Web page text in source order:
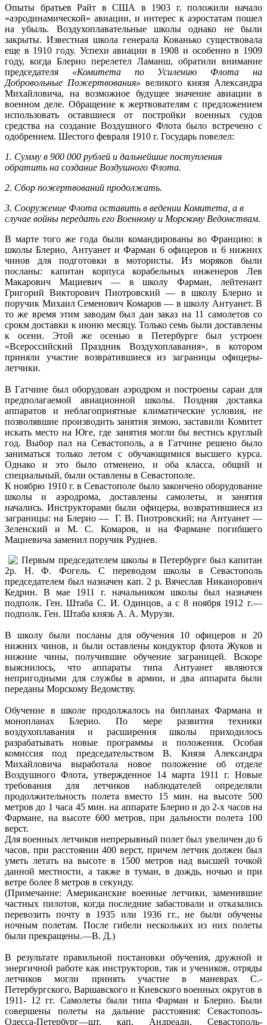
Опыты братьев Райт в США в 1903 г. положили начало
«аэродинамической» авиации, и интерес к аэростатам пошел
на убыль. Воздухоплавательные школы однако не были
закрыты. Известная школа генерала Кованько существовала
еще в 1910 году. Успехи авиации в 1908 и особенно в 1909
году, когда Блерио перелетел Ламанш, обратили внимание
председателя «Комитета по Усилению Флота на
Добровольные Пожертвования» великого князя Александра
Михайловича, на возможное будущее значение авиации в
военном деле. Обращение к жертвователям с предложением
использовать оставшиеся от постройки военных судов
средства на создание Воздушного Флота было встречено с
одобрением. Шестого февраля 1910 г. Государь повелел:
1. Сумму в 900 000 рублей и дальнейшие поступления
обратить на создание Воздушного Флота.
2. Сбор пожертвований продолжать.
3. Сооружение Флота оставить в ведении Комитета, а в
случае войны передать его Военному и Морскому Ведомствам.
В марте того же года были командированы во Францию: в
школы Блерио, Антуанет и Фарман 6 офицеров и 6 нижних
чинов для подготовки в мотористы. Из моряков были
посланы: капитан корпуса корабельных инженеров Лев
Макарович Мациевич — в школу Фарман, лейтенант
Григорий Викторович Пиотровский — в школу Блерио и
поручик Михаил Семенович Комаров — в школу Антуанет. В
то же время этим заводам был дан заказ на 11 самолетов со
срокм доставки к июню месяцу. Только семь были доставлены
к осени. Этой же осенью в Петербурге был устроен
«Всероссийский Праздник Воздухоплавания», в котором
приняли участие возвратившиеся из заграницы офицеры-
летчики.
В Гатчине был оборудован аэродром и построены сараи для
предполагаемой авиационной школы. Поздняя доставка
аппаратов и неблагоприятные климатические условия, не
позволявшие производить занятия зимою, заставили Комитет
искать место на Юге, где занятия могли бы вестись круглый
год. Выбор пал на Севастополь, а в Гатчине решено было
заниматься только летом с обучающимися высшего курса.
Однако и это было отменено, и оба класса, общий и
специальный, были оставлены в Севастополе.
К ноябрю 1910 г. в Севастополе было закончено оборудование
школы и аэродрома, доставлены самолеты, и занятия
начались. Инструкторами были офицеры, возвратившиеся из
заграницы: на Блерио — Г. В. Пиотровский; на Антуанет —
Зеленский и М. С. Комаров, и на Фармане погибшего
Мациевича заменил поручик Руднев.
Первым председателем школы в Петербурге был капитан
2р. Н. Ф. Фогель. С переводом школы в Севастополь
председателем был назначен кап. 2 р. Вячеслав Никанорович
Кедрин. В мае 1911 г. начальником школы был назначен
подполк. Ген. Штаба С. И. Одинцов, а с 8 ноября 1912 г.—
подполк. Ген. Штаба князь А. А. Мурузи.
В школу были посланы для обучения 10 офицеров и 20
нижних чинов, и были оставлены кондуктор флота Жуков и
нижние чины, получившие обучение заграницей. Вскоре
выяснилось, что аппараты типа Антуанет являются
непригодными для службы в армии, и два аппарата были
переданы Морскому Ведомству.
Обучение в школе продолжалось на бипланах Фармана и
монопланах Блерио. По мере развития техники
воздухоплавания и расширения школы приходилось
разрабатывать новые программы и положения. Особая
комиссия под председательством В. Князя Александра
Михайловича выработала новое положение об отделе
Воздушного Флота, утвержденное 14 марта 1911 г. Новые
требования для летчиков наблюдателей определяли
продолжительность полета вместо 15 мин. на высоте 500
метров до 1 часа 45 мин. на аппарате Блерио и до 2-х часов на
Фармане, на высоте 600 метров, при дальности полета 100
верст.
Для военных летчиков непрерывный полет был увеличен до 6
часов, при расстоянии 400 верст, причем летчик должен был
уметь летать на высоте в 1500 метров над высшей точкой
данной местности, а также в туман, в дождь, ночью и при
ветре более 8 метров в секунду.
(Примечание: Американские военные летчики, заменившие
частных пилотов, когда последние забастовали и отказались
перевозить почту в 1935 или 1936 гг., не были обучены
ночным полетам. После гибели нескольких из них полеты
были прекращены.—В. Д.)
В результате правильной постановки обучения, дружной и
энергичной работе как инструкторов, так и учеников, отряды
летчиков могли принять участие в маневрах С.-
Петербургского, Варшавского и Киевского военных округов в
1911- 12 гг. Самолеты были типа Фарман и Блерио. Были
совершены полеты на дальние расстояния: Севастополь-
Одесса-Петербург—шт. кап. Андреади, Севастополь-